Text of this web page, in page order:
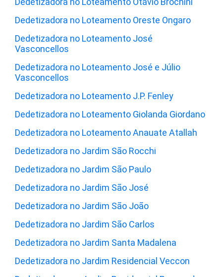
Dedetizadora no Loteamento Oreste Ongaro
Dedetizadora no Loteamento José
Vasconcellos
Dedetizadora no Loteamento José e Júlio
Vasconcellos
Dedetizadora no Loteamento J.P. Fenley
Dedetizadora no Loteamento Giolanda Giordano
Dedetizadora no Loteamento Anauate Atallah
Dedetizadora no Jardim São Rocchi
Dedetizadora no Jardim São Paulo
Dedetizadora no Jardim São José
Dedetizadora no Jardim São João
Dedetizadora no Jardim São Carlos
Dedetizadora no Jardim Santa Madalena
Dedetizadora no Jardim Residencial Veccon